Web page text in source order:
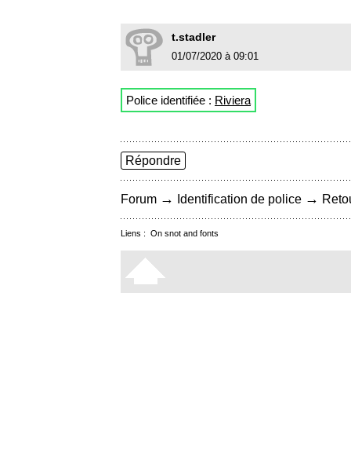
t.stadler
01/07/2020 à 09:01
Police identifiée : Riviera
Répondre
Forum → Identification de police →
Liens : On snot and fonts